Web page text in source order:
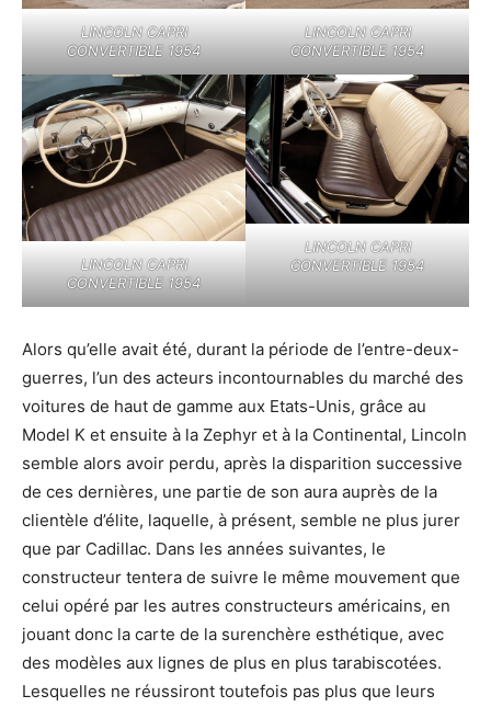
LINCOLN CAPRI
CONVERTIBLE 1954
LINCOLN CAPRI
CONVERTIBLE 1954
LINCOLN CAPRI
CONVERTIBLE 1954
LINCOLN CAPRI
CONVERTIBLE 1954
Alors qu’elle avait été, durant la période de l’entre-deux-
guerres, l’un des acteurs incontournables du marché des
voitures de haut de gamme aux Etats-Unis, grâce au
Model K et ensuite à la Zephyr et à la Continental, Lincoln
semble alors avoir perdu, après la disparition successive
de ces dernières, une partie de son aura auprès de la
clientèle d’élite, laquelle, à présent, semble ne plus jurer
que par Cadillac. Dans les années suivantes, le
constructeur tentera de suivre le même mouvement que
celui opéré par les autres constructeurs américains, en
jouant donc la carte de la surenchère esthétique, avec
des modèles aux lignes de plus en plus tarabiscotées.
Lesquelles ne réussiront toutefois pas plus que leurs